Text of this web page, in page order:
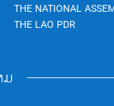
THE NATIONAL
THE LAO PDR
ມ